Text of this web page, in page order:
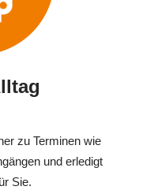
zu Terminen wie
und erledigt
Sie.